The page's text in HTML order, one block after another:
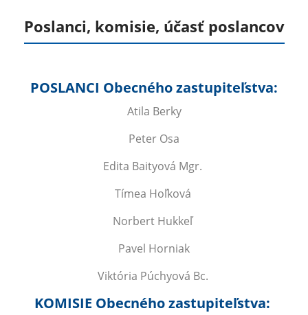
Poslanci, komisie, účasť poslancov
POSLANCI Obecného zastupiteľstva:
Atila Berky
Peter Osa
Edita Baityová Mgr.
Tímea Hoľková
Norbert Hukkeľ
Pavel Horniak
Viktória Púchyová Bc.
KOMISIE Obecného zastupiteľstva: